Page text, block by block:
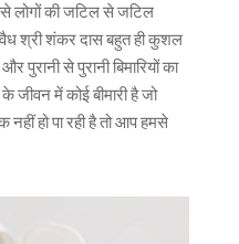
लोगों की जटिल से जटिल
वैध श्री शंकर दास बहुत ही कुशल
से पुरानी बिमारियों का
में कोई बीमारी है जो
हो पा रही है तो आप हमसे